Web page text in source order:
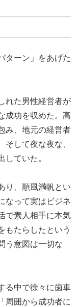
ターン」をあげた
れた男性経営者が
成功を収めた。高
み、地元の経営者
そして夜な夜な、
していた。
り、順風満帆とい
なって実はビジネ
で素人相手に本気
もたらしたという
う意図は一切な
る中で徐々に歯車
周囲から成功者に